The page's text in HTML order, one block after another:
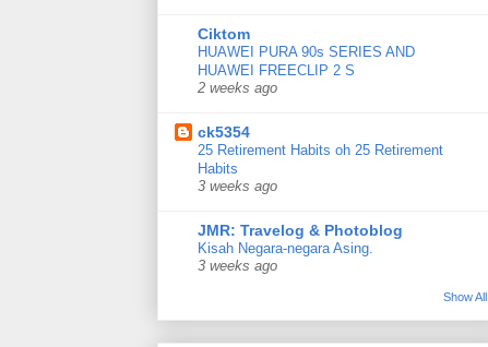
Ciktom
HUAWEI PURA 90s SERIES AND
HUAWEI FREECLIP 2 S
2 weeks ago
ck5354
25 Retirement Habits oh 25 Retirement
Habits
3 weeks ago
JMR: Travelog & Photoblog
Kisah Negara-negara Asing.
3 weeks ago
Show All